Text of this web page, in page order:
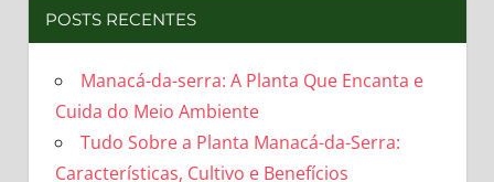
POSTS RECENTES
Manacá-da-serra: A Planta Que Encanta e
Cuida do Meio Ambiente
Tudo Sobre a Planta Manacá-da-Serra:
Características, Cultivo e Benefícios